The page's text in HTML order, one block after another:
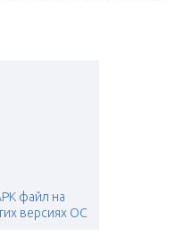
файл на
версиях ОС